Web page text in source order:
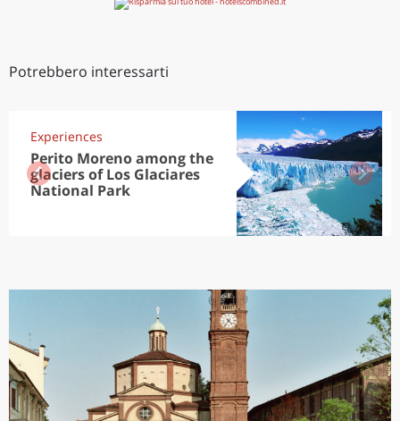
Potrebbero interessarti
Experiences
Perito Moreno among the
glaciers of Los Glaciares
National Park